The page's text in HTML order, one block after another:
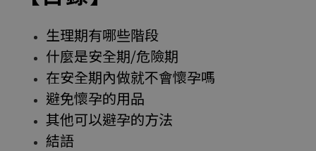
生理期有哪些階段
什麼是安全期/危險期
在安全期內做就不會懷孕嗎
避免懷孕的用品
其他可以避孕的方法
結語